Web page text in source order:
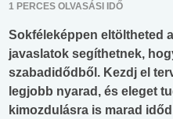
1 PERCES OLVASÁSI IDŐ
Sokféleképpen eltöltheted
javaslatok segíthetnek,
szabadidődből. Kezdj el
legjobb nyarad, és eleget
kimozdulásra is marad